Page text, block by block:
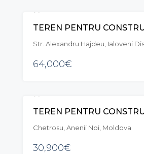
Str. Alexandru Hajdeu, Ialoveni
64,000€
Chetrosu, Anenii Noi, Moldova
30,900€